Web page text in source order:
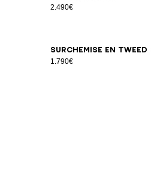
2.490€
Surchemise en tweed
1.790€
34363840